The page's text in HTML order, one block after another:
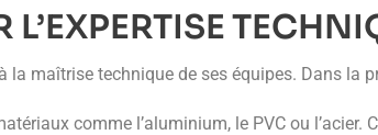
la maîtrise technique de ses équipes. Dans la
comme l’aluminium, le PVC ou